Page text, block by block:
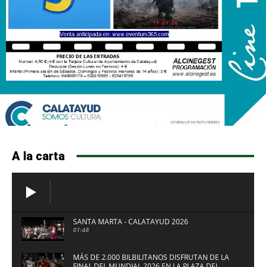
A la carta
SANTA MARTA - CALATAYUD 2026
01:48
MÁS DE 2.000 BILBILITANOS DISFRUTAN DE LA